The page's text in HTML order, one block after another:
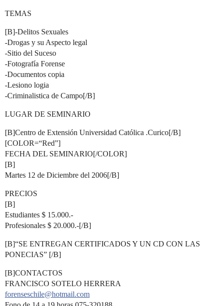
TEMAS
[B]-Delitos Sexuales
-Drogas y su Aspecto legal
-Sitio del Suceso
-Fotografía Forense
-Documentos copia
-Lesiono logia
-Criminalistica de Campo[/B]
LUGAR DE SEMINARIO
[B]Centro de Extensión Universidad Católica .Curico[/B]
[COLOR=“Red”]
FECHA DEL SEMINARIO[/COLOR]
[B]
Martes 12 de Diciembre del 2006[/B]
PRECIOS
[B]
Estudiantes $ 15.000.-
Profesionales $ 20.000.-[/B]
[B]“SE ENTREGAN CERTIFICADOS Y UN CD CON LAS
PONECIAS” [/B]
[B]CONTACTOS
FRANCISCO SOTELO HERRERA
forenseschile@hotmail.com